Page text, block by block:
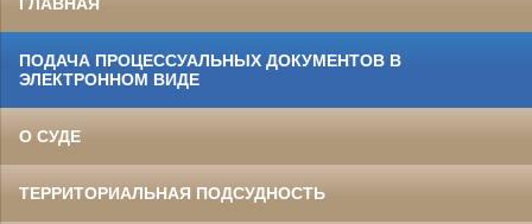
ПОДАЧА ПРОЦЕССУАЛЬНЫХ ДОКУМЕНТОВ В
ЭЛЕКТРОННОМ ВИДЕ
О СУДЕ
ТЕРРИТОРИАЛЬНАЯ ПОДСУДНОСТЬ